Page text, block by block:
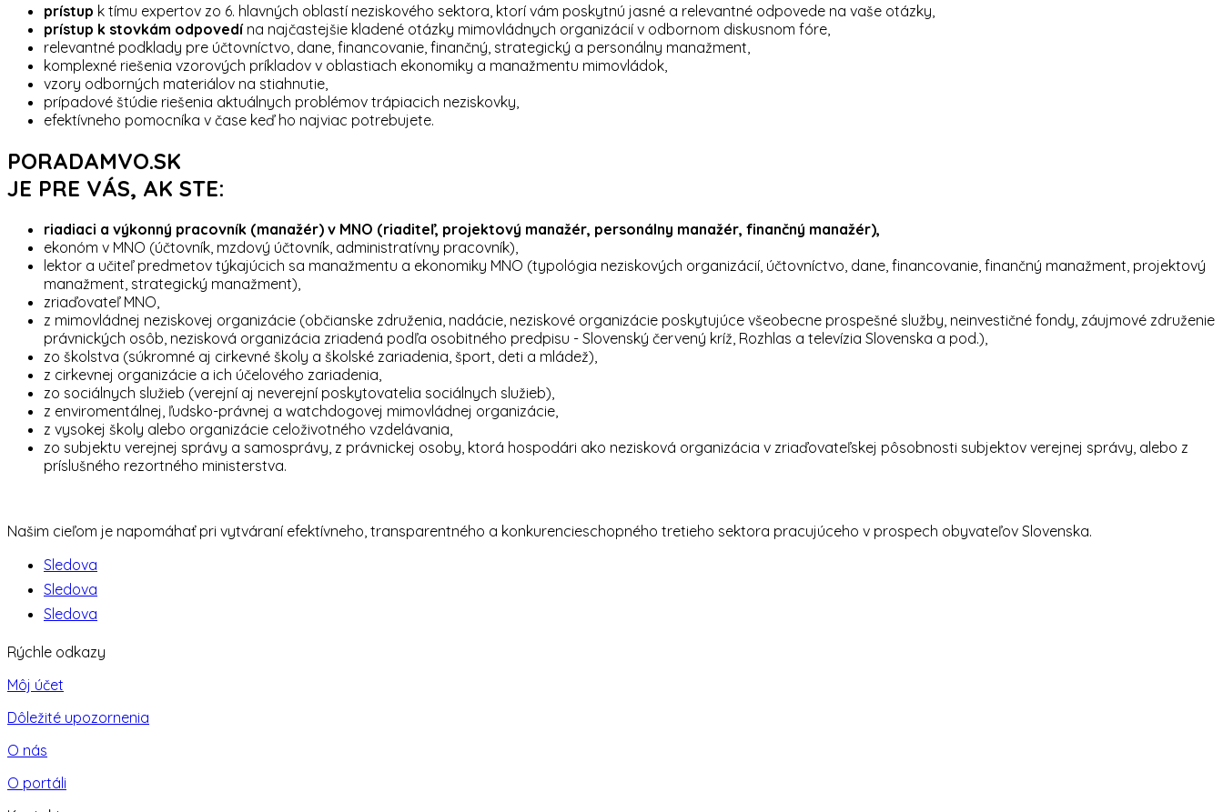
prístup k tímu expertov zo 6. hlavných oblastí neziskového sektora, ktorí vám poskytnú jasné a relevantné odpovede na vaše otázky,
prístup k stovkám odpovedí na najčastejšie kladené otázky mimovládnych organizácií v odbornom diskusnom fóre,
relevantné podklady pre účtovníctvo, dane, financovanie, finančný, strategický a personálny manažment,
komplexné riešenia vzorových príkladov v oblastiach ekonomiky a manažmentu mimovládok,
vzory odborných materiálov na stiahnutie,
prípadové štúdie riešenia aktuálnych problémov trápiacich neziskovky,
efektívneho pomocníka v čase keď ho najviac potrebujete.
PORADAMVO.SK
JE PRE VÁS, AK STE:
riadiaci a výkonný pracovník (manažér) v MNO (riaditeľ, projektový manažér, personálny manažér, finančný manažér),
ekonóm v MNO (účtovník, mzdový účtovník, administratívny pracovník),
lektor a učiteľ predmetov týkajúcich sa manažmentu a ekonomiky MNO (typológia neziskových organizácií, účtovníctvo, dane, financovanie, finančný manažment, projektový
manažment, strategický manažment),
zriaďovateľ MNO,
z mimovládnej neziskovej organizácie (občianske združenia, nadácie, neziskové organizácie poskytujúce všeobecne prospešné služby, neinvestičné fondy, záujmové združenie
právnických osôb, nezisková organizácia zriadená podľa osobitného predpisu - Slovenský červený kríž, Rozhlas a televízia Slovenska a pod.),
zo školstva (súkromné aj cirkevné školy a školské zariadenia, šport, deti a mládež),
z cirkevnej organizácie a ich účelového zariadenia,
zo sociálnych služieb (verejní aj neverejní poskytovatelia sociálnych služieb),
z enviromentálnej, ľudsko-právnej a watchdogovej mimovládnej organizácie,
z vysokej školy alebo organizácie celoživotného vzdelávania,
zo subjektu verejnej správy a samosprávy, z právnickej osoby, ktorá hospodári ako nezisková organizácia v zriaďovateľskej pôsobnosti subjektov verejnej správy, alebo z
príslušného rezortného ministerstva.
Našim cieľom je napomáhať pri vytváraní efektívneho, transparentného a konkurencieschopného tretieho sektora pracujúceho v prospech obyvateľov Slovenska.
Sledova
Sledova
Sledova
Rýchle odkazy
Môj účet
Dôležité upozornenia
O nás
O portáli